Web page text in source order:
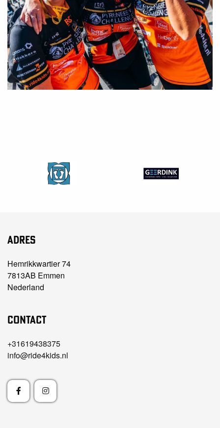
Adres
Hemrikkwartier 74
7813AB Emmen
Nederland
Contact
+31619438375
info@ride4kids.nl